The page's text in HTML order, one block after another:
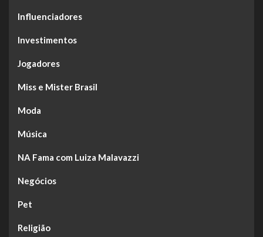
Influenciadores
Investimentos
Jogadores
Miss e Mister Brasil
Moda
Música
NA Fama com Luiza Malavazzi
Negócios
Pet
Religião